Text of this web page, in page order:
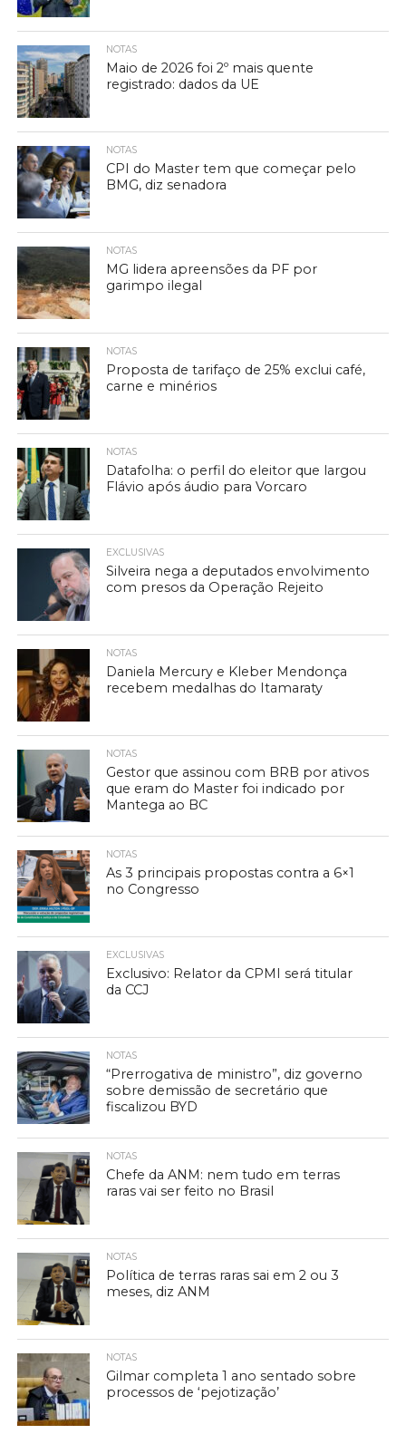
NOTAS
Maio de 2026 foi 2º mais quente
registrado: dados da UE
NOTAS
CPI do Master tem que começar pelo
BMG, diz senadora
NOTAS
MG lidera apreensões da PF por
garimpo ilegal
NOTAS
Proposta de tarifaço de 25% exclui café,
carne e minérios
NOTAS
Datafolha: o perfil do eleitor que largou
Flávio após áudio para Vorcaro
EXCLUSIVAS
Silveira nega a deputados envolvimento
com presos da Operação Rejeito
NOTAS
Daniela Mercury e Kleber Mendonça
recebem medalhas do Itamaraty
NOTAS
Gestor que assinou com BRB por ativos
que eram do Master foi indicado por
Mantega ao BC
NOTAS
As 3 principais propostas contra a 6×1
no Congresso
EXCLUSIVAS
Exclusivo: Relator da CPMI será titular
da CCJ
NOTAS
“Prerrogativa de ministro”, diz governo
sobre demissão de secretário que
fiscalizou BYD
NOTAS
Chefe da ANM: nem tudo em terras
raras vai ser feito no Brasil
NOTAS
Política de terras raras sai em 2 ou 3
meses, diz ANM
NOTAS
Gilmar completa 1 ano sentado sobre
processos de ‘pejotização’